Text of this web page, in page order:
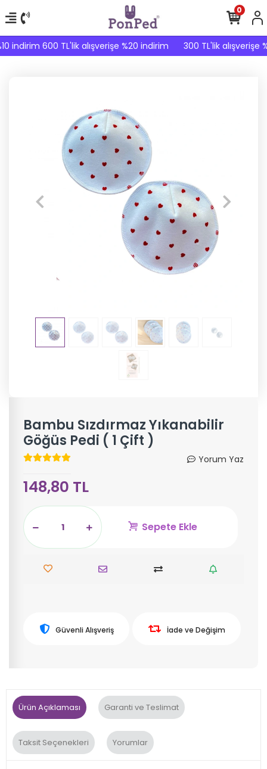
indirim 600 TL'lik alışverişe %20 indirim 300 TL'lik alışverişe
0
Bambu Sızdırmaz Yıkanabilir
Göğüs Pedi ( 1 Çift )
Yorum Yaz
148,80 TL
Sepete Ekle
Güvenli Alışveriş İade ve Değişim
Ürün Açıklaması Garanti ve Teslimat
Taksit Seçenekleri Yorumlar